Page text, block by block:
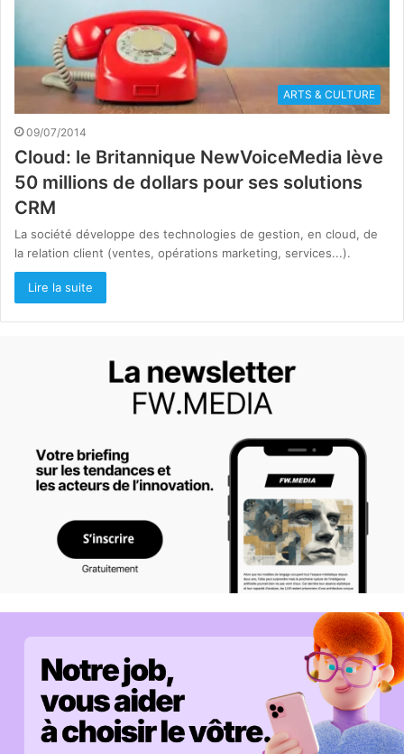
ARTS & CULTURE
09/07/2014
Cloud: le Britannique NewVoiceMedia lève
50 millions de dollars pour ses solutions
CRM
La société développe des technologies de gestion, en cloud, de
la relation client (ventes, opérations marketing, services...).
Lire la suite